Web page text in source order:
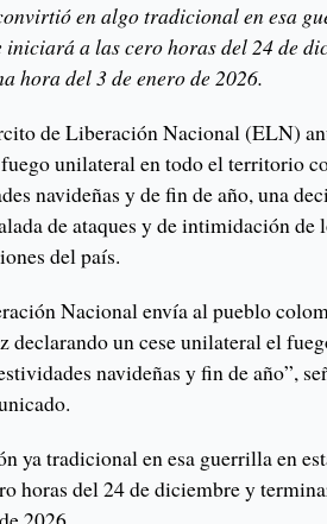
en algo tradicional en esa
iniciará a las cero horas del 24 de
hora del 3 de enero de 2026.
de Liberación Nacional (ELN)
unilateral en todo el territorio
navideñas y de fin de año, una
de ataques y de intimidación de
del país.
Nacional envía al pueblo
declarando un cese unilateral el
navideñas y fin de año”,
ya tradicional en esa guerrilla en
horas del 24 de diciembre y